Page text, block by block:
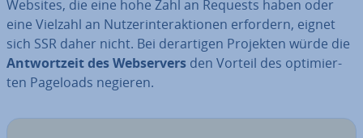
Websites, die eine hohe Zahl an Requests haben oder
eine Vielzahl an Nut­zer­inter­ak­tio­nen erfordern, eignet
sich SSR daher nicht. Bei der­ar­ti­gen Projekten würde die
Ant­wort­zeit des Web­ser­vers den Vorteil des op­ti­mier­
ten Pageloads negieren.